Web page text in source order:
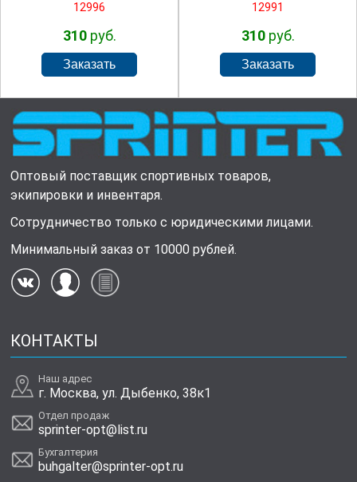
12996
310руб.
12991
310руб.
Оптовый поставщик спортивных товаров,
экипировки и инвентаря.
Сотрудничество только с юридическими лицами.
Минимальный заказ от 10000 рублей.
КОНТАКТЫ
Наш адрес
г. Москва, ул. Дыбенко, 38к1
Отдел продаж
sprinter-opt@list.ru
Бухгалтерия
buhgalter@sprinter-opt.ru